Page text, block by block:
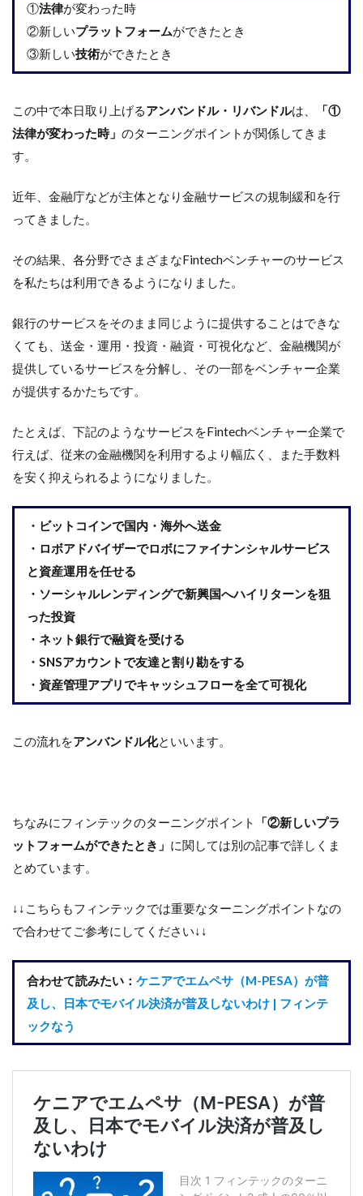
①法律が変わった時
②新しいプラットフォームができたとき
③新しい技術ができたとき
この中で本日取り上げるアンバンドル・リバンドルは、
「①
法律が変わった時」 のターニングポイントが関係してきま
す。
近年、金融庁などが主体となり金融サービスの規制緩和を行
ってきました。
その結果、各分野でさまざまなFintechベンチャーのサービス
を私たちは利用できるようになりました。
銀行のサービスをそのまま同じように提供することはできな
くても、送金・運用・投資・融資・可視化など、金融機関が
提供しているサービスを分解し、その一部をベンチャー企業
が提供するかたちです。
たとえば、下記のようなサービスをFintechベンチャー企業で
行えば、従来の金融機関を利用するより幅広く、また手数料
を安く抑えられるようになりました。
・ビットコインで国内・海外へ送金
・ロボアドバイザーでロボにファイナンシャルサービス
と資産運用を任せる
・ ソーシャルレンディングで新興国へハイリターンを狙
った投資
・ネット銀行で融資を受ける
・SNSアカウントで友達と割り勘をする
・資産管理アプリでキャッシュフローを全て可視化
この流れをアンバンドル化といいます。
ちなみにフィンテックのターニングポイント
「②新しいプラ
ットフォームができたとき」 に関しては別の記事で詳しくま
とめています。
↓↓こちらもフィンテックでは重要なターニングポイントなの
で合わせてご参考にしてください↓↓
合わせて読みたい：ケニアでエムペサ（M-PESA）が普
及し、日本でモバイル決済が普及しないわけ | フィンテ
ックなう